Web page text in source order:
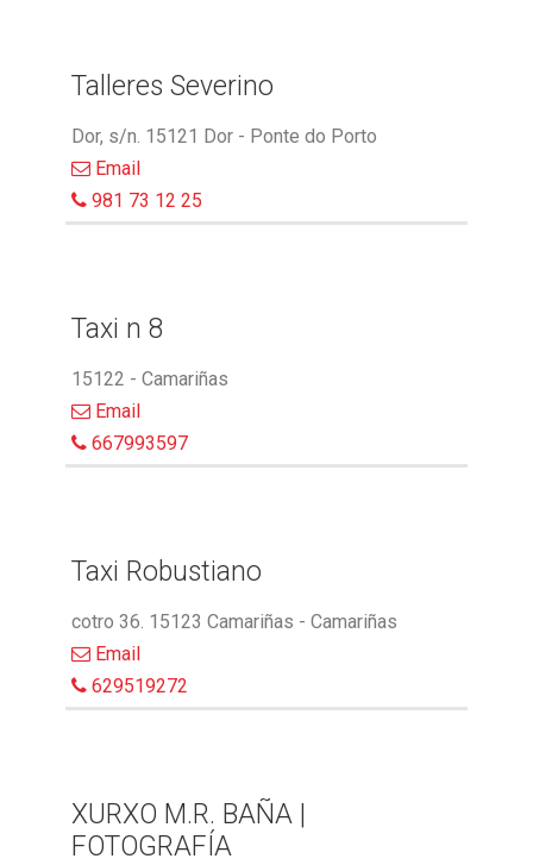
Talleres Severino
Dor, s/n. 15121 Dor - Ponte do Porto
Email
981 73 12 25
Taxi n 8
15122 - Camariñas
Email
667993597
Taxi Robustiano
cotro 36. 15123 Camariñas - Camariñas
Email
629519272
XURXO M.R. BAÑA |
FOTOGRAFÍA